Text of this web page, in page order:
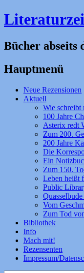
Bücher abseits
Hauptmenü
Zum
Inhalt
Neue Rezensionen
Aktuell
Wie schreibt
100 Jahre
Asterix redt
Zum 200.
200 Jahre
Die
Ein
Zum 150.
Leben heißt
Public
Vom
Zum Tod
Bibliothek
Info
Mach mit!
Rezensenten
Impressum/